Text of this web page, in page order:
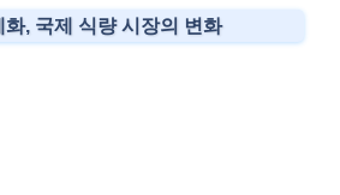
, 국제 식량 시장의 변화